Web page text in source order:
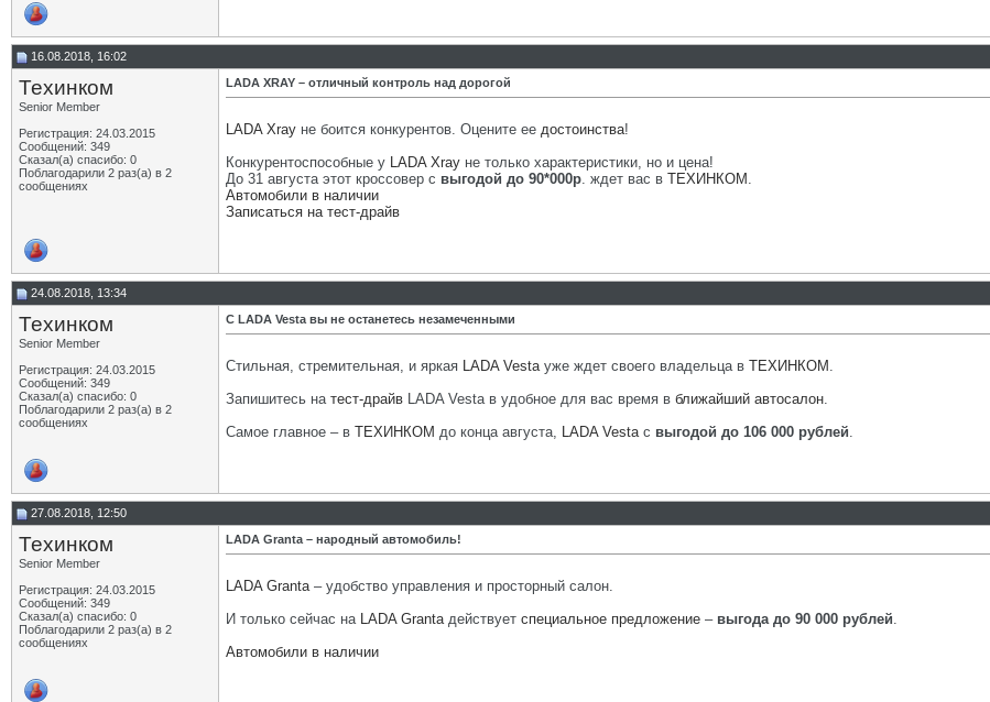
16.08.2018, 16:02
Техинком
Senior Member
Регистрация: 24.03.2015
Сообщений: 349
Сказал(а) спасибо: 0
Поблагодарили 2 раз(а) в 2
сообщениях
LADA XRAY – отличный контроль над дорогой
LADA Xray не боится конкурентов. Оцените ее достоинства!
Конкурентоспособные у LADA Xray не только характеристики, но и цена!
До 31 августа этот кроссовер с выгодой до 90*000р. ждет вас в ТЕХИНКОМ .
Автомобили в наличии
Записаться на тест-драйв
24.08.2018, 13:34
Техинком
Senior Member
Регистрация: 24.03.2015
Сообщений: 349
Сказал(а) спасибо: 0
Поблагодарили 2 раз(а) в 2
сообщениях
С LADA Vesta вы не останетесь незамеченными
Стильная, стремительная, и яркая LADA Vestaуже ждет своего владельца в ТЕХИНКОМ .
Запишитесь на тест-драйв LADA Vesta в удобное для вас время в ближайший автосалон.
Самое главное – в ТЕХИНКОМ до конца августа, LADA Vestaс выгодой до 106 000 рублей.
27.08.2018, 12:50
Техинком
Senior Member
Регистрация: 24.03.2015
Сообщений: 349
Сказал(а) спасибо: 0
Поблагодарили 2 раз(а) в 2
сообщениях
LADA Granta – народный автомобиль!
LADA Granta– удобство управления и просторный салон.
И только сейчас на LADA Grantaдействует специальное предложение – выгода до 90 000 рублей.
Автомобили в наличии